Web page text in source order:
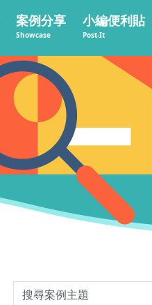
案例分享
Showcase
小編便利貼
Post-It